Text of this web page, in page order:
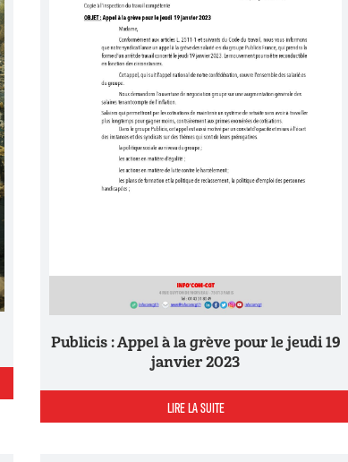
Publicis : Appel à la grève pour le jeudi 19
janvier 2023
LIRE LA SUITE